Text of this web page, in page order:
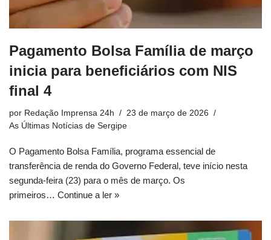
Pagamento Bolsa Família de março
inicia para beneficiários com NIS
final 4
por Redação Imprensa 24h
23 de março de 2026
As Últimas Notícias de Sergipe
O Pagamento Bolsa Família, programa essencial de
transferência de renda do Governo Federal, teve início nesta
segunda-feira (23) para o mês de março. Os
primeiros… Continue a ler »